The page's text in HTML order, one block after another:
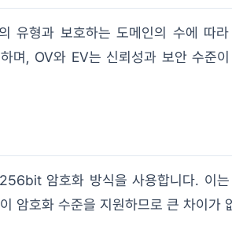
유형과 보호하는 도메인의 수에 따
며, OV와 EV는 신뢰성과 보안 수준이
암호화 방식을 사용합니다. 이
암호화 수준을 지원하므로 큰 차이가